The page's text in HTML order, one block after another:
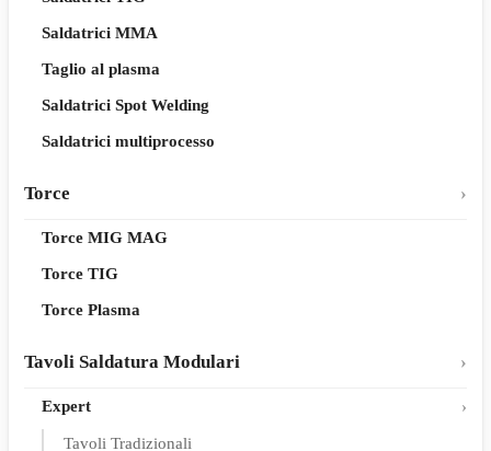
Saldatrici MMA
Taglio al plasma
Saldatrici Spot Welding
Saldatrici multiprocesso
Torce
Torce MIG MAG
Torce TIG
Torce Plasma
Tavoli Saldatura Modulari
Expert
Tavoli Tradizionali